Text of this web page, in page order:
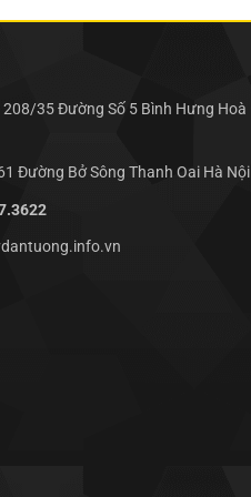
208/35 Đường Số 5 Bình Hưng Hoà
Đường Bở Sông Thanh Oai Hà Nội